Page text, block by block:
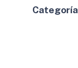
Categoría